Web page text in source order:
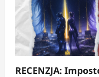
RECENZJA: